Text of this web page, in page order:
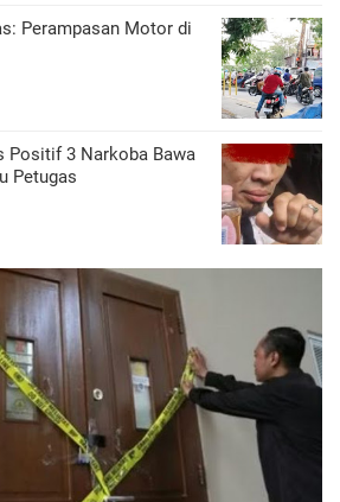
Perampasan Motor di
Positif 3 Narkoba Bawa
Petugas